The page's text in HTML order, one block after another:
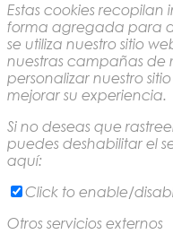
Estas cookies recopilan
forma agregada para
se utiliza nuestro sitio
nuestras campañas de
personalizar nuestro
mejorar su experiencia.
Si no deseas que
puedes deshabilitar el
aquí:
Click to enable/
Otros servicios externos